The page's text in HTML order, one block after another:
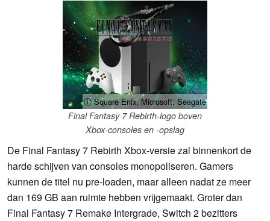
ⓘ Square Enix, Microsoft, Seagate
Final Fantasy 7 Rebirth-logo boven
Xbox-consoles en -opslag
De Final Fantasy 7 Rebirth Xbox-versie zal binnenkort de
harde schijven van consoles monopoliseren. Gamers
kunnen de titel nu pre-loaden, maar alleen nadat ze meer
dan 169 GB aan ruimte hebben vrijgemaakt. Groter dan
Final Fantasy 7 Remake Intergrade, Switch 2 bezitters